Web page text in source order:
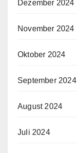
Dezember 2024
November 2024
Oktober 2024
September 2024
August 2024
Juli 2024